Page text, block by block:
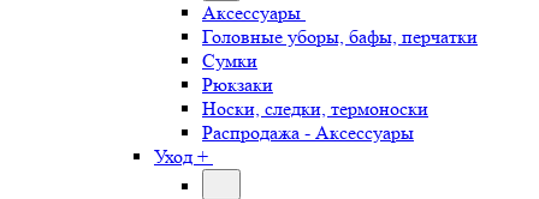
Аксессуары
Головные уборы, бафы, перчатки
Сумки
Рюкзаки
Носки, следки, термоноски
Распродажа - Аксессуары
Уход +